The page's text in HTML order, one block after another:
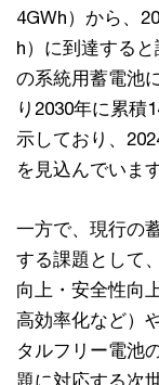
4GWh）から、
h）に到達する
の系統用蓄電池
り2030年に累積
示しており、
を見込んでいま
一方で、現行の
する課題として
向上・安全性向
高効率化など）
タルフリー電池